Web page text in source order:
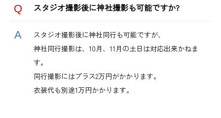
スタジオ撮影後に神社撮影も可能ですか?
スタジオ撮影後に神社同行も可能ですが、
神社同行撮影は、10月、11月の土日は対応出来かねま
す。
同行撮影にはプラス2万円がかかります。
衣装代も別途1万円かかります。